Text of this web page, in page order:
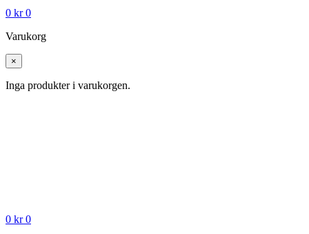
0 kr 0
Varukorg
×
Inga produkter i varukorgen.
0 kr 0